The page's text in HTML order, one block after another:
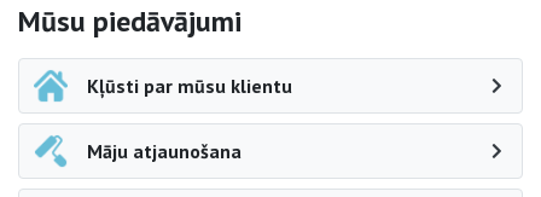
Sāna navigācija
Mūsu piedāvājumi
Kļūsti par mūsu klientu
Māju atjaunošana